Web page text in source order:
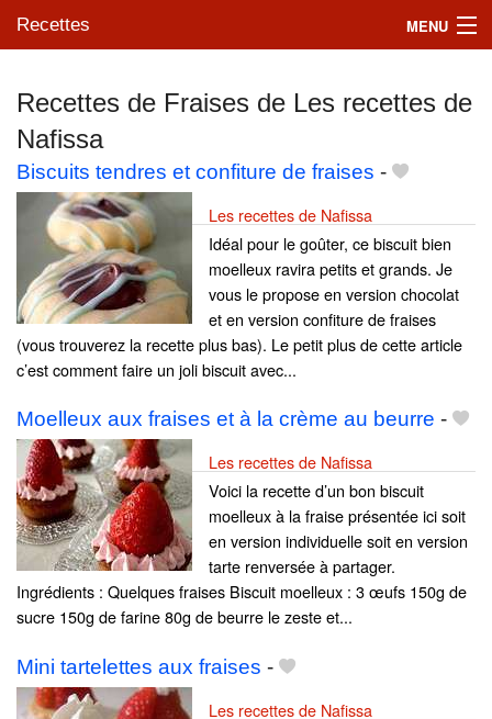
Recettes MENU
Mes blogs préférés
Recettes de Fraises de Les recettes de
Nafissa
Biscuits tendres et confiture de fraises -
Les recettes de Nafissa
Idéal pour le goûter, ce biscuit bien
moelleux ravira petits et grands. Je
vous le propose en version chocolat
et en version confiture de fraises
(vous trouverez la recette plus bas). Le petit plus de cette article
c’est comment faire un joli biscuit avec...
Moelleux aux fraises et à la crème au beurre -
Les recettes de Nafissa
Voici la recette d’un bon biscuit
moelleux à la fraise présentée ici soit
en version individuelle soit en version
tarte renversée à partager.
Ingrédients : Quelques fraises Biscuit moelleux : 3 œufs 150g de
sucre 150g de farine 80g de beurre le zeste et...
Mini tartelettes aux fraises -
Les recettes de Nafissa